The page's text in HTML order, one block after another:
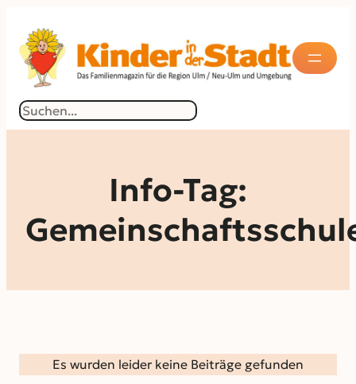
Suchen
Info-Tag:
Es wurden leider keine Beiträge gefunden